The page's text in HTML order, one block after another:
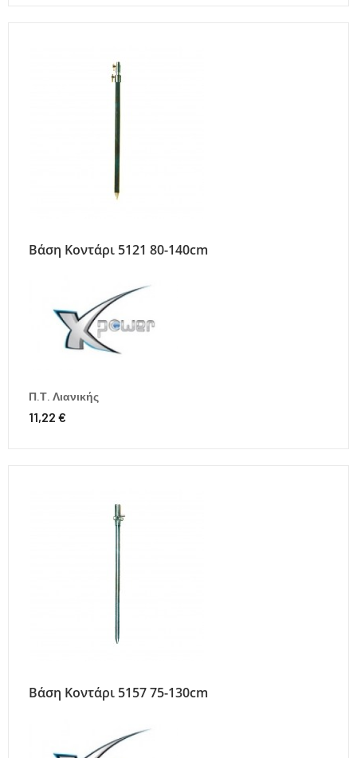
Βάση Κοντάρι 5121 80-140cm
Π.Τ. Λιανικής
11,22 €
Βάση Κοντάρι 5157 75-130cm